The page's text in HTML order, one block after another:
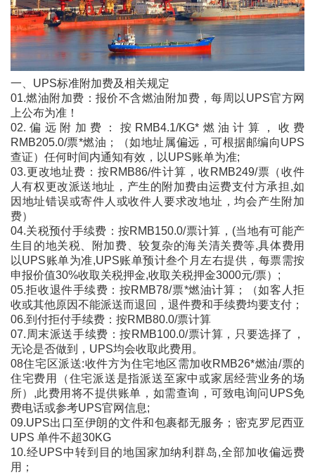
一、UPS标准附加费及相关规定
01.燃油附加费：报价不含燃油附加费，每周以UPS官方网
上公布为准！
02.偏远附加费：按RMB4.1/KG*燃油计算，收费
RMB205.0/票*燃油；（如地址属偏远，可根据邮编向UPS
查证）任何时间内通知有效，以UPS账单为准;
03.更改地址费：按RMB86/件计算，收RMB249/票（收件
人有权更改派送地址，产生的附加费由运费支付方承担,如
因地址错误或寄件人或收件人要求改地址，均会产生附加
费）
04.关税预付手续费：按RMB150.0/票计算，(当地有可能产
生目的地关税、附加费、较复杂的海关清关费等,具体费用
以UPS账单为准,UPS账单预计叁个月左右提供，每票需按
申报价值30%收取关税押金,收取关税押金3000元/票）;
05.拒收退件手续费：按RMB78/票*燃油计算；（如客人拒
收或其他原因不能派送而退回，退件费和手续费均要支付；
06.到付拒付手续费：按RMB80.0/票计算
07.周末派送手续费：按RMB100.0/票计算，只要选择了，
无论是否做到，UPS均会收取此费用。
08住宅区派送:收件方为住宅地区需加收RMB26*燃油/票的
住宅费用（住宅派送是指派送至家中或家居经营业务的场
所）,此费用将不提供账单，如需查询，可致电询问UPS免
费电话或参考UPS官网信息;
09.UPS出口至伊朗的文件和包裹都无服务；密克罗尼西亚
UPS 单件不超30KG
10.经UPS中转到目的地国家加纳利群岛,全部加收偏远费
用；